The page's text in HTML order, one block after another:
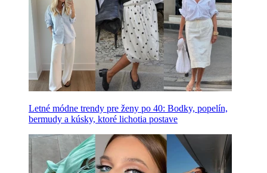
Letné módne trendy pre ženy po 40: Bodky, popelín,
bermudy a kúsky, ktoré lichotia postave